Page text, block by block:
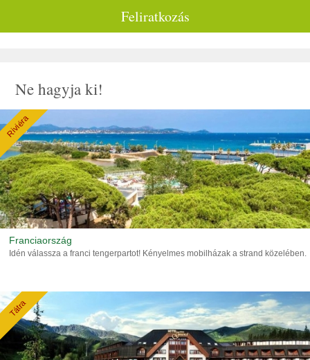
Feliratkozás
Ne hagyja ki!
Riviéra
Franciaország
Idén válassza a franci tengerpartot! Kényelmes mobilházak a strand közelében.
Tátra